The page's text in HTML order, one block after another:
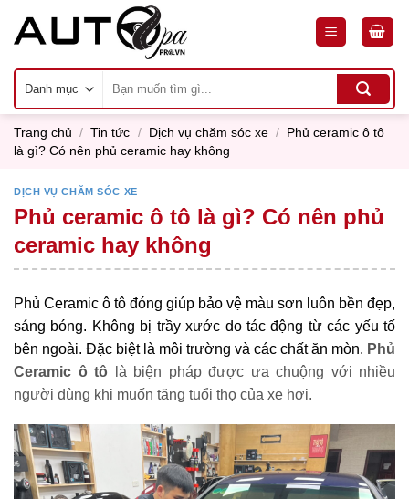
kiếm:
Trang chủ / Tin tức / Dịch vụ chăm sóc xe / Phủ ceramic ô tô
là gì? Có nên phủ ceramic hay không
DỊCH VỤ CHĂM SÓC XE
Phủ ceramic ô tô là gì? Có nên phủ
ceramic hay không
Phủ Ceramic ô tô đóng giúp bảo vệ màu sơn luôn bền đẹp,
sáng bóng. Không bị trầy xước do tác động từ các yếu tố
bên ngoài. Đặc biệt là môi trường và các chất ăn mòn. Phủ
Ceramic ô tô là biện pháp được ưa chuộng với nhiều
người dùng khi muốn tăng tuổi thọ của xe hơi.